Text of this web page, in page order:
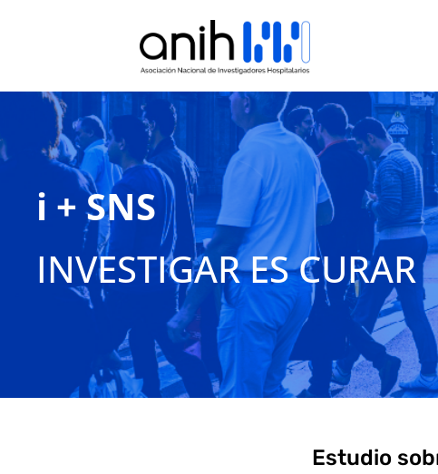
i + SNS
INVESTIGAR ES CURAR
Estudio